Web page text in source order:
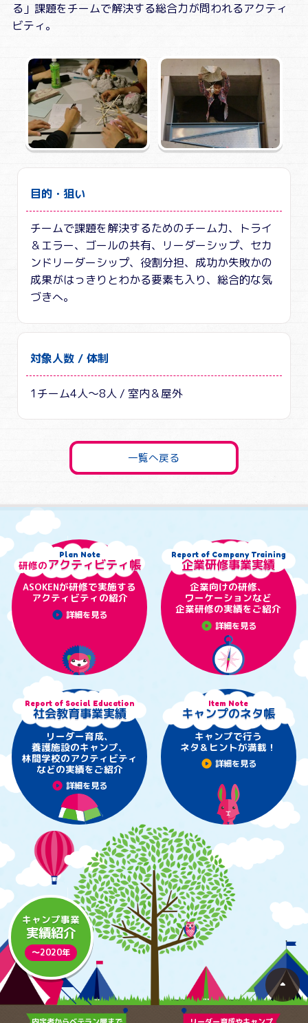
る」課題をチームで解決する総合力が問われるアクティ
ビティ。
目的・狙い
チームで課題を解決するためのチーム力、トライ
＆エラー、ゴールの共有、リーダーシップ、セカ
ンドリーダーシップ、役割分担、成功か失敗かの
成果がはっきりとわかる要素も入り、総合的な気
づきへ。
対象人数 / 体制
1チーム4人～8人 / 室内＆屋外
一覧へ戻る
Plan Note
研修のアクティビティ帳
ASOKENが研修で実施する
アクティビティの紹介
play_circle 詳細を見る
Report of Company Training
企業研修事業実績
企業向けの研修、
ワーケーションなど
企業研修の実績をご紹介
play_circle 詳細を見る
Report of Social Education
社会教育事業実績
リーダー育成、
養護施設のキャンプ、
林間学校のアクティビティ
などの実績をご紹介
play_circle 詳細を見る
Item Note
キャンプのネタ帳
キャンプで行う
ネタ＆ヒントが満載！
play_circle 詳細を見る
キャンプ事業
実績紹介
〜2020年
arrow_drop_up